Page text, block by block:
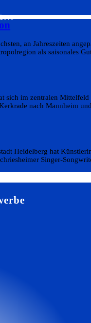
an Jahreszeiten
als saisonales
sich im zentralen Mittelfeld
nach Mannheim
Heidelberg hat
Singer-